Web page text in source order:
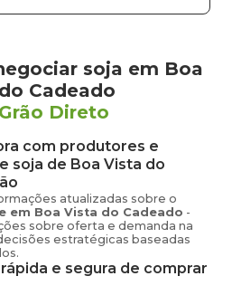
soja em Boa
Cadeado
Grão Direto
com produtores e
soja de Boa Vista do
atualizadas sobre o
em Boa Vista do Cadeado -
sobre oferta e demanda na
estratégicas baseadas
e segura de comprar